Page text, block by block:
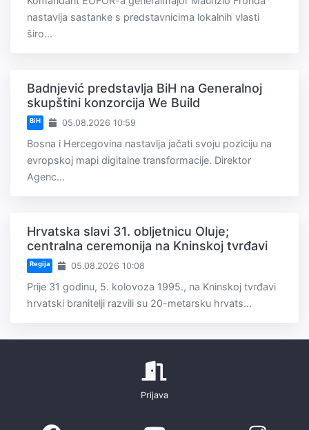
nastavlja sastanke s predstavnicima lokalnih vlasti
širo...
Badnjević predstavlja BiH na Generalnoj
skupštini konzorcija We Build
BiH 05.08.2026 10:59
Bosna i Hercegovina nastavlja jačati svoju poziciju na
evropskoj mapi digitalne transformacije. Direktor
Agenc...
Hrvatska slavi 31. obljetnicu Oluje;
centralna ceremonija na Kninskoj tvrđavi
Regija 05.08.2026 10:08
Prije 31 godinu, 5. kolovoza 1995., na Kninskoj tvrđavi
hrvatski branitelji razvili su 20-metarsku hrvats...
Prijava